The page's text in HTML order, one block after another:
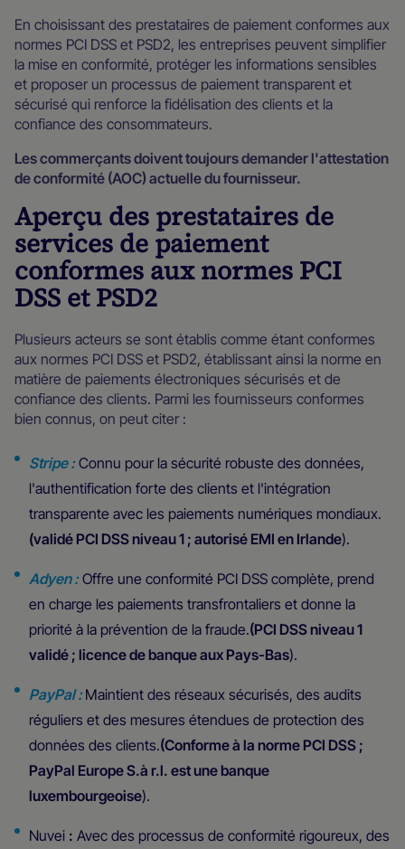
En choisissant des prestataires de paiement conformes aux
normes PCI DSS et PSD2, les entreprises peuvent simplifier
la mise en conformité, protéger les informations sensibles
et proposer un processus de paiement transparent et
sécurisé qui renforce la fidélisation des clients et la
confiance des consommateurs.
Les commerçants doivent toujours demander l'attestation
de conformité (AOC) actuelle du fournisseur.
Aperçu des prestataires de
services de paiement
conformes aux normes PCI
DSS et PSD2
Plusieurs acteurs se sont établis comme étant conformes
aux normes PCI DSS et PSD2, établissant ainsi la norme en
matière de paiements électroniques sécurisés et de
confiance des clients. Parmi les fournisseurs conformes
bien connus, on peut citer :
Stripe :Connu pour la sécurité robuste des données,
l'authentification forte des clients et l'intégration
transparente avec les paiements numériques mondiaux.
(validé PCI DSS niveau 1 ; autorisé EMI en Irlande).
Adyen :Offre une conformité PCI DSS complète, prend
en charge les paiements transfrontaliers et donne la
priorité à la prévention de la fraude.(PCI DSS niveau 1
validé ; licence de banque aux Pays-Bas).
PayPal : Maintient des réseaux sécurisés, des audits
réguliers et des mesures étendues de protection des
données des clients.(Conforme à la norme PCI DSS ;
PayPal Europe S.à r.l. est une banque
luxembourgeoise).
Nuvei : Avec des processus de conformité rigoureux, des